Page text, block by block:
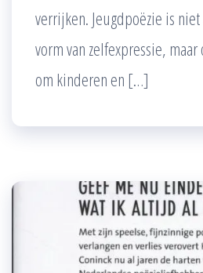
verrijken. Jeugdpoëzie is
vorm van zelfexpressie,
om kinderen en […]